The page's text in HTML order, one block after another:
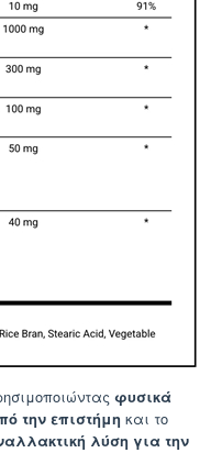
φυσικά
την επιστήμη και το
λύση για την